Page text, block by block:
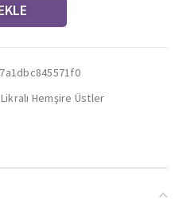
Likralı Hemşire Üstler